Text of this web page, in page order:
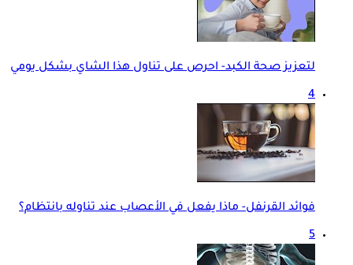
لتعزيز صحة الكبد- احرص على تناول هذا الشاي بشكل يومي
4
فوائد القرنفل- ماذا يفعل في الأعصاب عند تناوله بانتظام؟
5